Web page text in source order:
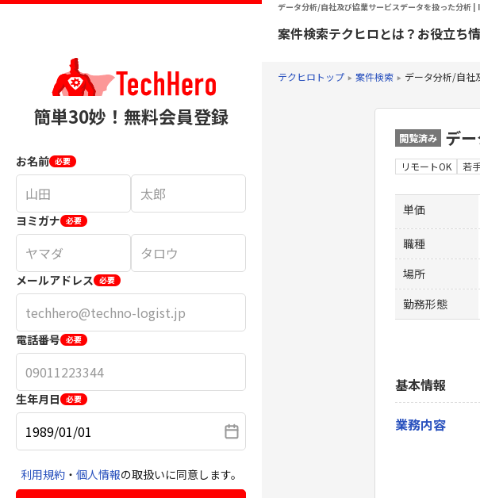
簡単30妙！無料会員登録
お名前 必要
ヨミガナ 必要
メールアドレス 必要
電話番号 必要
生年月日 必要
利用規約・ 個人情報の取扱いに同意します。
データ分析/自社及び協業サービスデータを扱った分析
案件検索テクヒロとは？ お役立ち
テクヒロトップ 案件検索 データ分析/自社
閲覧済み デ
リモートOK 若
単価
職種
場所
勤務形態
基本情報
業務内容